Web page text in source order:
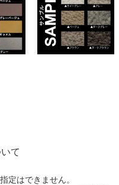
て
定はできません。